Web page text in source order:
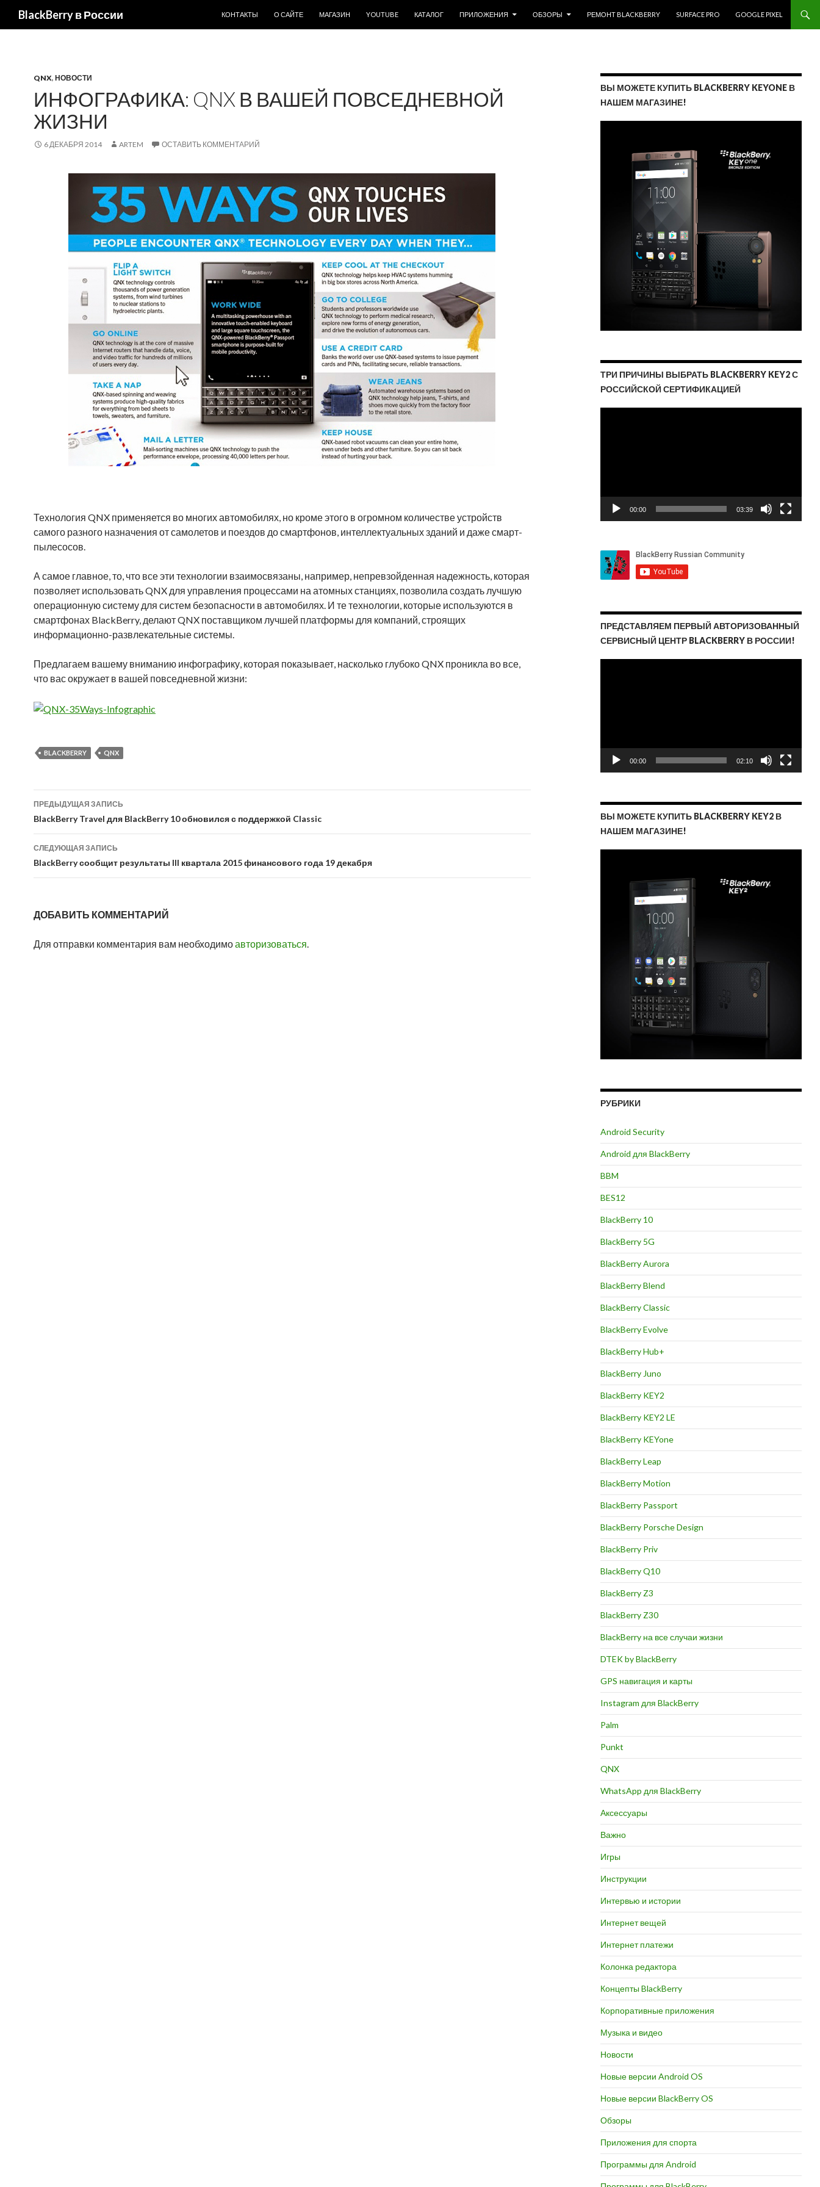
BlackBerry в России
КОНТАКТЫ
О САЙТЕ МАГАЗИН YOUTUBE КАТАЛОГ ПРИЛОЖЕНИЯ ОБЗОРЫ РЕМОНТ BLACKBERRY SURFACE PRO GOOGLE PIXEL
QNX, НОВОСТИ
ИНФОГРАФИКА: QNX В ВАШЕЙ ПОВСЕДНЕВНОЙ
ЖИЗНИ
6 ДЕКАБРЯ 2014 ARTEM ОСТАВИТЬ КОММЕНТАРИЙ
Технология QNX применяется во многих автомобилях, но кроме этого в огромном количестве устройств
самого разного назначения от самолетов и поездов до смартфонов, интеллектуальных зданий и даже смарт-
пылесосов.
А самое главное, то, что все эти технологии взаимосвязаны, например, непревзойденная надежность, которая
позволяет использовать QNX для управления процессами на атомных станциях, позволила создать лучшую
операционную систему для систем безопасности в автомобилях. И те технологии, которые используются в
смартфонах BlackBerry, делают QNX поставщиком лучшей платформы для компаний, строящих
информационно-развлекательные системы.
Предлагаем вашему вниманию инфографику, которая показывает, насколько глубоко QNX проникла во все,
что вас окружает в вашей повседневной жизни:
BLACKBERRY QNX
Навигация
по
записям
ПРЕДЫДУЩАЯ ЗАПИСЬ
BlackBerry Travel для BlackBerry 10 обновился с поддержкой Classic
СЛЕДУЮЩАЯ ЗАПИСЬ
BlackBerry сообщит результаты III квартала 2015 финансового года 19 декабря
ДОБАВИТЬ КОММЕНТАРИЙ
Для отправки комментария вам необходимоавторизоваться.
ВЫ МОЖЕТЕ КУПИТЬ BLACKBERRY KEYONE В
НАШЕМ МАГАЗИНЕ!
ТРИ ПРИЧИНЫ ВЫБРАТЬ BLACKBERRY KEY2 С
РОССИЙСКОЙ СЕРТИФИКАЦИЕЙ
00:00 03:39
ПРЕДСТАВЛЯЕМ ПЕРВЫЙ АВТОРИЗОВАННЫЙ
СЕРВИСНЫЙ ЦЕНТР BLACKBERRY В РОССИИ!
00:00 02:10
ВЫ МОЖЕТЕ КУПИТЬ BLACKBERRY KEY2 В
НАШЕМ МАГАЗИНЕ!
РУБРИКИ
Android Security
Android для BlackBerry
BBM
BES12
BlackBerry 10
BlackBerry 5G
BlackBerry Aurora
BlackBerry Blend
BlackBerry Classic
BlackBerry Evolve
BlackBerry Hub+
BlackBerry Juno
BlackBerry KEY2
BlackBerry KEY2 LE
BlackBerry KEYone
BlackBerry Leap
BlackBerry Motion
BlackBerry Passport
BlackBerry Porsche Design
BlackBerry Priv
BlackBerry Q10
BlackBerry Z3
BlackBerry Z30
BlackBerry на все случаи жизни
DTEK by BlackBerry
GPS навигация и карты
Instagram для BlackBerry
Palm
Punkt
QNX
WhatsApp для BlackBerry
Аксессуары
Важно
Игры
Инструкции
Интервью и истории
Интернет вещей
Интернет платежи
Колонка редактора
Концепты BlackBerry
Корпоративные приложения
Музыка и видео
Новости
Новые версии Android OS
Новые версии BlackBerry OS
Обзоры
Приложения для спорта
Программы для Android